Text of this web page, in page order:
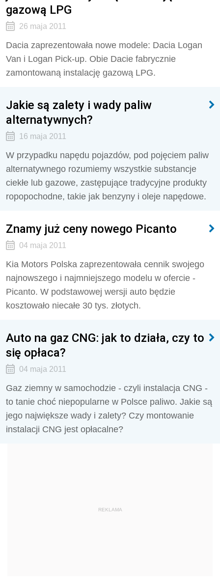
gazową LPG
26 maja 2011
Dacia zaprezentowała nowe modele: Dacia Logan
Van i Logan Pick-up. Obie Dacie fabrycznie
zamontowaną instalację gazową LPG.
Jakie są zalety i wady paliw
alternatywnych?
16 maja 2011
W przypadku napędu pojazdów, pod pojęciem paliw
alternatywnego rozumiemy wszystkie substancje
ciekłe lub gazowe, zastępujące tradycyjne produkty
ropopochodne, takie jak benzyny i oleje napędowe.
Znamy już ceny nowego Picanto
04 maja 2011
Kia Motors Polska zaprezentowała cennik swojego
najnowszego i najmniejszego modelu w ofercie -
Picanto. W podstawowej wersji auto będzie
kosztowało niecałe 30 tys. złotych.
Auto na gaz CNG: jak to działa, czy to
się opłaca?
04 maja 2011
Gaz ziemny w samochodzie - czyli instalacja CNG -
to tanie choć niepopularne w Polsce paliwo. Jakie są
jego największe wady i zalety? Czy montowanie
instalacji CNG jest opłacalne?
REKLAMA